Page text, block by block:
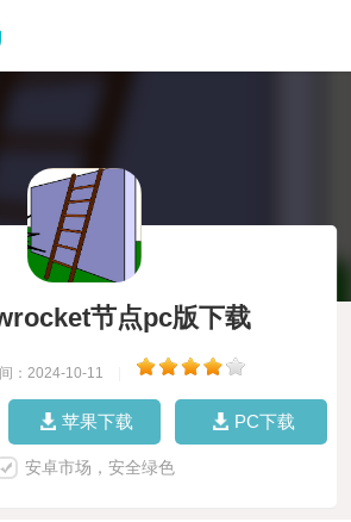
节点pc版下载
：2024-10-11
苹果下载 PC下载
安卓市场，安全绿色